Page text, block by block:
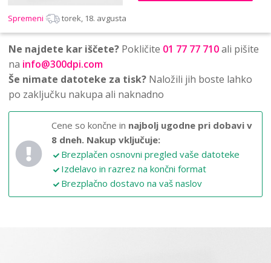
Spremeni torek, 18. avgusta
Ne najdete kar iščete? Pokličite 01 77 77 710ali pišite
na info@300dpi.com
Še nimate datoteke za tisk? Naložili jih boste lahko
po zaključku nakupa ali naknadno
Cene so končne in najbolj ugodne pri dobavi v
8 dneh. Nakup vključuje:
Brezplačen osnovni pregled vaše datoteke
Izdelavo in razrez na končni format
Brezplačno dostavo na vaš naslov